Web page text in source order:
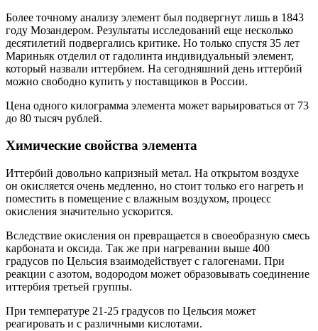
Более точному анализу элемент был подвергнут лишь в 1843
году Мозандером. Результаты исследований еще несколько
десятилетий подвергались критике. Но только спустя 35 лет
Мариньяк отделил от гадолинта индивидуальный элемент,
который назвали иттербием. На сегодняшний день иттербий
можно свободно купить у поставщиков в России.
Цена одного килограмма элемента может варьироваться от 73
до 80 тысяч рублей.
Химические свойства элемента
Иттербий довольно капризный метал. На открытом воздухе
он окисляется очень медленно, но стоит только его нагреть и
поместить в помещение с влажным воздухом, процесс
окисления значительно ускорится.
Вследствие окисления он превращается в своеобразную смесь
карбоната и оксида. Так же при нагревании выше 400
градусов по Цельсия взаимодействует с галогенами. При
реакции с азотом, водородом может образовывать соединение
иттербия третьей группы.
При температуре 21-25 градусов по Цельсия может
реагировать и с различными кислотами.